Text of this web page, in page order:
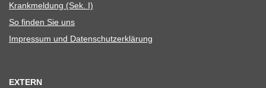
Krank­mel­dung (Sek. I)
So fin­den Sie uns
Impres­sum und Datenschutzerklärung
EXTERN